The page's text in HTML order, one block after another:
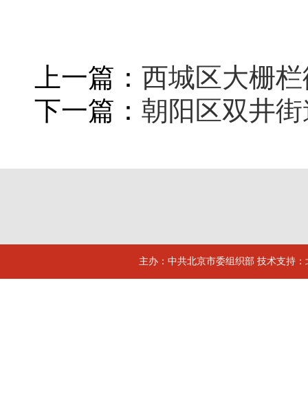
上一篇： 西城区大栅
下一篇： 朝阳区双井
主办：中共北京市委组织部 技术支持